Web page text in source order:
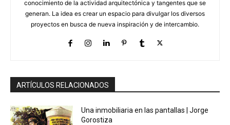
conocimiento de la actividad arquitectónica y tangentes que se
generan. La idea es crear un espacio para divulgar los diversos
proyectos en busca de nueva inspiración y de intercambio.
ARTÍCULOS RELACIONADOS
Una inmobiliaria en las pantallas | Jorge
Gorostiza